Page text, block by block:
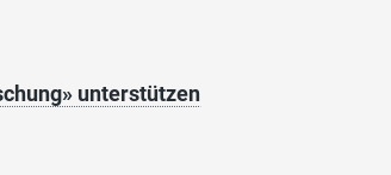
unterstützen